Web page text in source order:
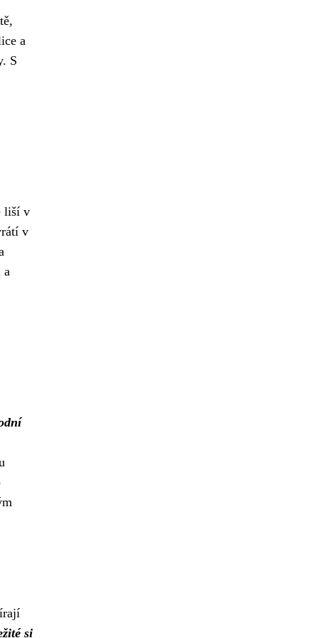
a
S
liší v
v
a
si